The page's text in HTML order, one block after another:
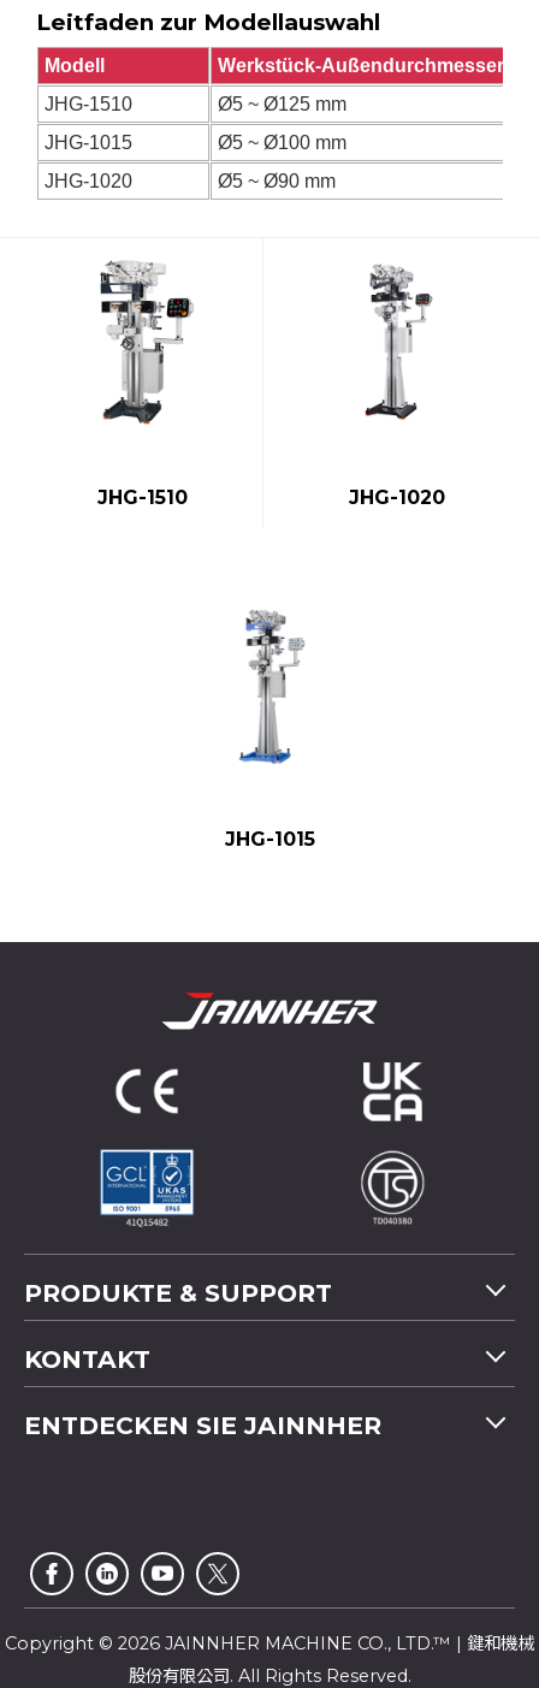
Leitfaden zur Modellauswahl
Modell
Werkstück-Außendurchmesser
JHG-1510
Ø5 ~ Ø125 mm
JHG-1015
Ø5 ~ Ø100 mm
JHG-1020
Ø5 ~ Ø90 mm
JHG-1510 JHG-1020
JHG-1015
PRODUKTE & SUPPORT
Anwendung
Video
Kundendienst
KONTAKT
Taichung City,407
ENTDECKEN SIE JAINNHER
Newsletter
Copyright © 2026 JAINNHER MACHINE CO., LTD.™ | 鍵和機械
股份有限公司. All Rights Reserved.